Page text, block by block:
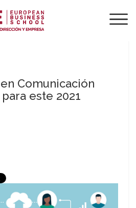
Comunicación
este 2021